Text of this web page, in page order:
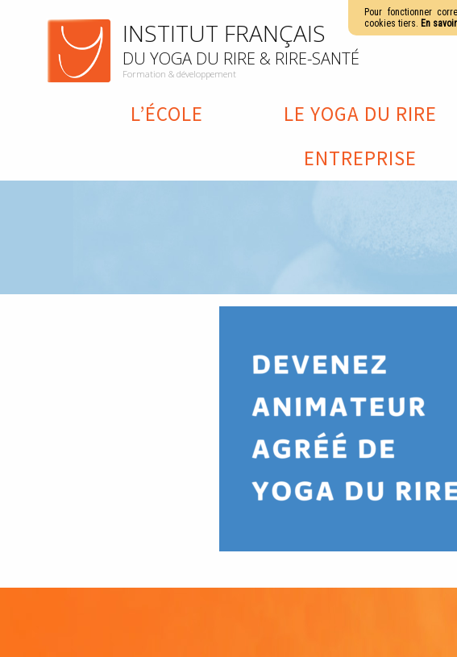
INSTITUT FRANÇAIS
DU YOGA DU RIRE & RIRE-SANTÉ
Formation & développement
L’ÉCOLE LE YOGA DU RIRE
ENTREPRISE